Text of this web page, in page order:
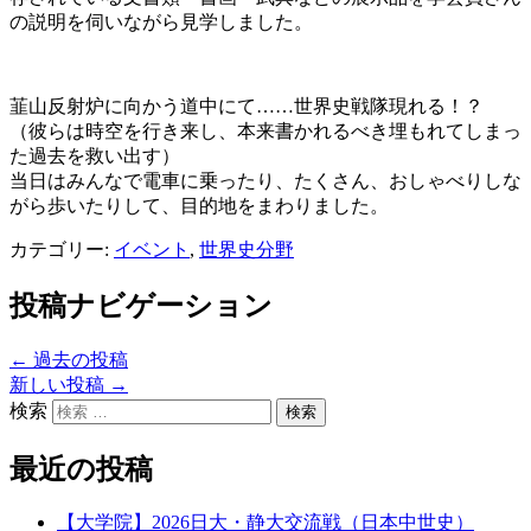
の説明を伺いながら見学しました。
韮山反射炉に向かう道中にて……世界史戦隊現れる！？
（彼らは時空を行き来し、本来書かれるべき埋もれてしまっ
た過去を救い出す）
当日はみんなで電車に乗ったり、たくさん、おしゃべりしな
がら歩いたりして、目的地をまわりました。
カテゴリー: イベント , 世界史分野
投稿ナビゲーション
← 過去の投稿
新しい投稿 →
検索
最近の投稿
【大学院】2026日大・静大交流戦（日本中世史）